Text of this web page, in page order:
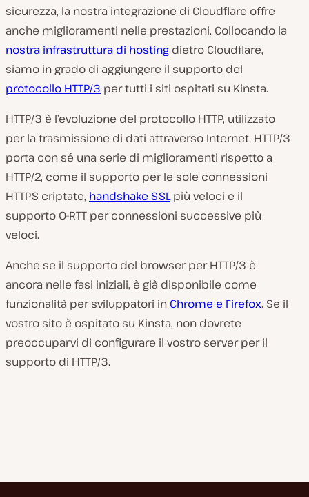
sicurezza, la nostra integrazione di Cloudflare offre
anche miglioramenti nelle prestazioni. Collocando la
nostra infrastruttura di hosting dietro Cloudflare,
siamo in grado di aggiungere il supporto del
protocollo HTTP/3 per tutti i siti ospitati su Kinsta.
HTTP/3 è l’evoluzione del protocollo HTTP, utilizzato
per la trasmissione di dati attraverso Internet. HTTP/3
porta con sé una serie di miglioramenti rispetto a
HTTP/2, come il supporto per le sole connessioni
HTTPS criptate, handshake SSLpiù veloci e il
supporto 0-RTT per connessioni successive più
veloci.
Anche se il supporto del browser per HTTP/3 è
ancora nelle fasi iniziali, è già disponibile come
funzionalità per sviluppatori in Chrome e Firefox. Se il
vostro sito è ospitato su Kinsta, non dovrete
preoccuparvi di configurare il vostro server per il
supporto di HTTP/3.